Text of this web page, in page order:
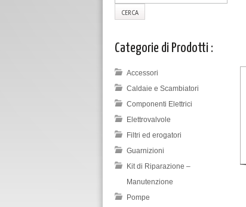
Categorie di Prodotti :
Accessori
Caldaie e Scambiatori
Componenti Elettrici
Elettrovalvole
Filtri ed erogatori
Guarnizioni
Kit di Riparazione –
Manutenzione
Pompe